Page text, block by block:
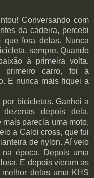
Conversando com
da cadeira, percebi
fora delas. Nunca
sempre. Quando
à primeira volta.
primeiro carro, foi a
E nunca mais fiquei a
bicicletas. Ganhei a
depois dela.
parecia uma moto,
a Caloi cross, que fui
de nylon. Aí veio
época. Depois uma
E depois vieram as
delas uma KHS